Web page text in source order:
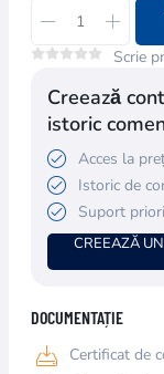
Scrie
Creează
istoric
Acces la
Istoric de
Suport
CREEAZĂ
DOCUMENTAȚIE
Certificat de